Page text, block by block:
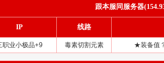
跟本服同服务器
IP 线路
职业小极品+9 毒素切割元素 ★装备值